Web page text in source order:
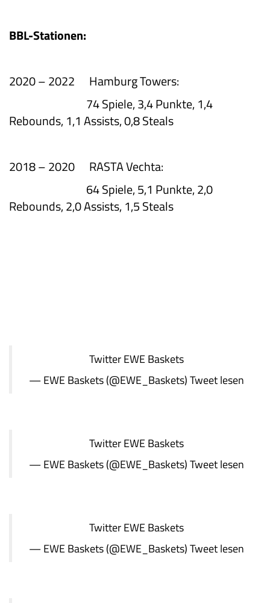
BBL-Stationen:
2020 – 2022 Hamburg Towers:
74 Spiele, 3,4 Punkte, 1,4
Rebounds, 1,1 Assists, 0,8 Steals
2018 – 2020 RASTA Vechta:
64 Spiele, 5,1 Punkte, 2,0
Rebounds, 2,0 Assists, 1,5 Steals
TwitterEWE Baskets
— EWE Baskets (@EWE_Baskets)Tweet lesen
TwitterEWE Baskets
— EWE Baskets (@EWE_Baskets)Tweet lesen
TwitterEWE Baskets
— EWE Baskets (@EWE_Baskets)Tweet lesen